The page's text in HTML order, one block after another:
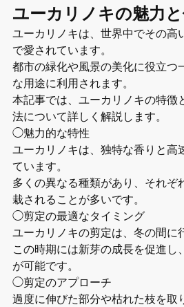
ユーカリノキの魅力
ユーカリノキは、世界中でその高
で愛されています。
都市の緑化や風景の美化に役立つ
な用途に利用されます。
本記事では、ユーカリノキの特徴
法について詳しく解説します。
◯魅力的な特性
ユーカリノキは、独特な香りと高
ています。
多くの異なる種類があり、それぞ
栽されることが多いです。
◯剪定の最適なタイミング
ユーカリノキの剪定は、冬の間に
この時期には新芽の成長を促進し
が可能です。
◯剪定のアプローチ
過度に伸びた部分や枯れた枝を取